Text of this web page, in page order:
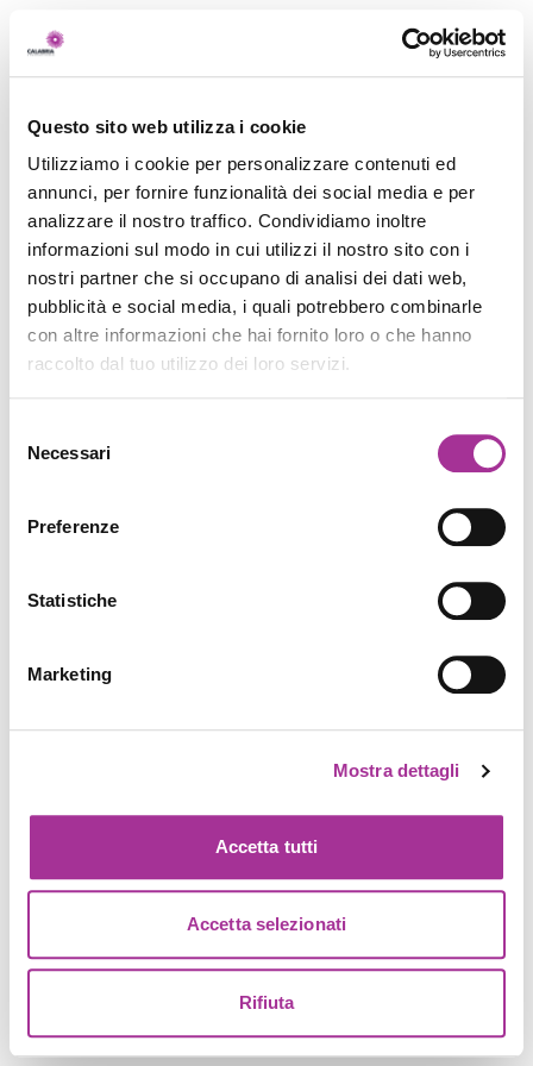
Questo sito web utilizza i cookie
Utilizziamo i cookie per personalizzare contenuti ed
annunci, per fornire funzionalità dei social media e per
analizzare il nostro traffico. Condividiamo inoltre
informazioni sul modo in cui utilizzi il nostro sito con i
nostri partner che si occupano di analisi dei dati web,
pubblicità e social media, i quali potrebbero combinarle
con altre informazioni che hai fornito loro o che hanno
raccolto dal tuo utilizzo dei loro servizi.
delNecessari
Preferenze
Statistiche
Marketing
Mostra dettagli
Accetta tutti
Accetta selezionati
Rifiuta